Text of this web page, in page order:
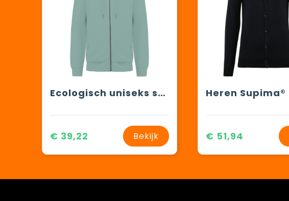
Ecologisch uniseks sweatvest met capuchon
€ 39,22 Bekijk € 51,94